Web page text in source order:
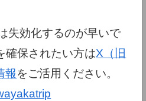
失効化するのが早いで
確保されたい方はX（旧
報をご活用ください。